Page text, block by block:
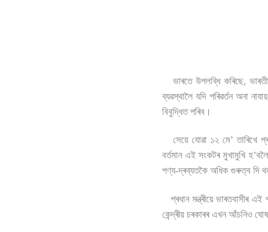
ভাৰতে উপলব্ধি কৰিছে,
ব্যৱস্থালৈ যদি পৰিৱৰ্তন অনা
বিবুদ্ধিত পৰিব।
সেয়ে যোৱা ১২ মেʼ তাৰিখে
বৰ্তমান এই সংকটৰ মুখামুখি
পণ্য-দ্ৰব্যতকৈ অধিক গুৰুত্ব দি
প্ৰধান মন্ত্ৰীয়ে ভাৰতবাসীৰ এই
কেন্দ্ৰীয় চৰকাৰৰ এখন আঁচনিও